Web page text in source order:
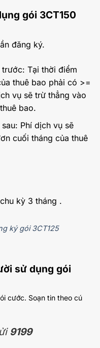
gói 3CT150
đăng ký.
Tại thời điểm
thuê bao phải có >=
vụ sẽ trừ thẳng vào
bao.
Phí dịch vụ sẽ
cuối tháng của thuê
kỳ 3 tháng .
ký gói 3CT125
sử dụng gói
cước. Soạn tin theo cú
9199